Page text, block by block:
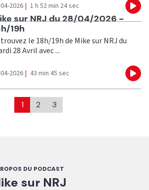
2026| 1 h 52 min 24 sec
sur NRJ du 28/04/2026 -
19h
le 18h/19h de Mike sur NRJ du
28 Avril avec ...
2026| 43 min 45 sec
1 2 3
DU PODCAST
sur NRJ